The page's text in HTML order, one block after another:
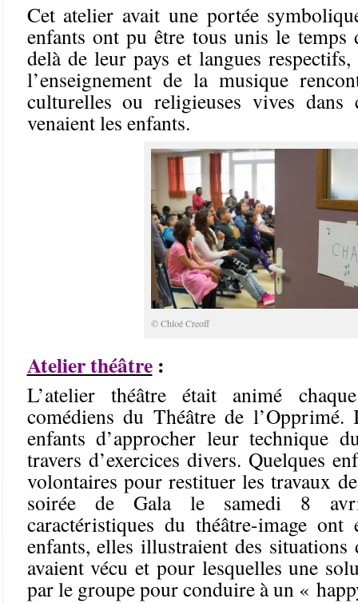
Cet atelier avait une portée
enfants ont pu être tous unis le temps
delà de leur pays et langues
l’enseignement de la musique
culturelles ou religieuses vives dans
venaient les enfants.
© Chloé Creoff
Atelier théâtre:
L’atelier théâtre était animé
comédiens du Théâtre de
enfants d’approcher leur technique
travers d’exercices divers. Quelques
volontaires pour restituer les travaux
soirée de Gala le samedi 8
caractéristiques du théâtre-image ont
enfants, elles illustraient des situations
avaient vécu et pour lesquelles une
par le groupe pour conduire à un «